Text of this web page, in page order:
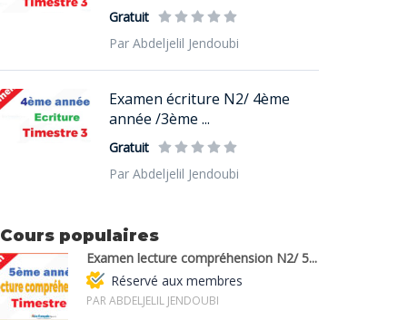
Gratuit
Par Abdeljelil Jendoubi
Examen écriture N2/ 4ème
année /3ème ...
Gratuit
Par Abdeljelil Jendoubi
Cours populaires
Examen lecture compréhension N2/ 5...
Réservé aux membres
PAR ABDELJELIL JENDOUBI